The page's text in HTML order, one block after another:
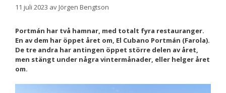
11 juli 2023 avJörgen Bengtson
Portmán har två hamnar, med totalt fyra restauranger.
En av dem har öppet året om, El Cubano Portmán (Farola).
De tre andra har antingen öppet större delen av året,
men stängt under några vintermånader, eller helger året
om.
Nödvändiga
Dessa kakor
behövs för att